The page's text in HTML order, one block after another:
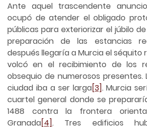
Ante aquel trascendente
ocupó de atender el obligado
públicas para exteriorizar el júbilo
preparación de las estancias
después llegaría a Murcia el séquito
volcó en el recibimiento de los
obsequio de numerosos presentes.
ciudad iba a ser larga[3]. Murcia
cuartel general donde se
1488 contra la frontera
Granada[4]. Tres edificios